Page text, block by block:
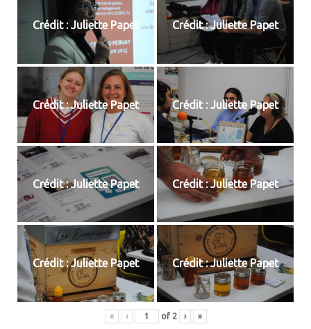
Crédit : Juliette Papet Crédit : Juliette Papet
Crédit : Juliette Papet Crédit : Juliette Papet
Crédit : Juliette Papet Crédit : Juliette Papet
Crédit : Juliette Papet Crédit : Juliette Papet
« ‹ of 2 › »